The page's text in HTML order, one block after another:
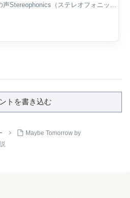
声Stereophonics（ステレオフォニック
トを書き込む
Maybe Tomorrow by